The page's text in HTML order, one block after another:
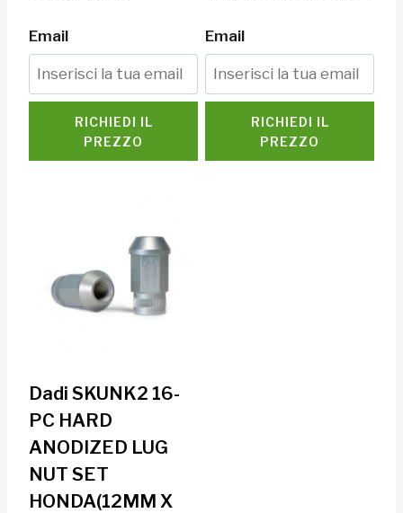
Email
RICHIEDI IL
PREZZO
Email
RICHIEDI IL
PREZZO
Dadi SKUNK2 16-
PC HARD
ANODIZED LUG
NUT SET
HONDA(12MM X